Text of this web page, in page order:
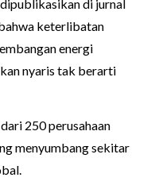
di jurnal
keterlibatan
energi
nyaris tak berarti
250 perusahaan
menyumbang sekitar